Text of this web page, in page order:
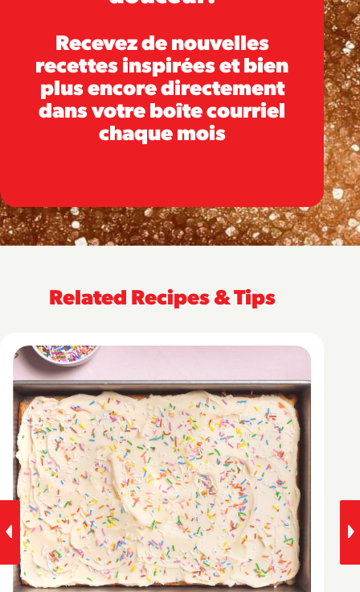
Recevez de nouvelles
recettes inspirées et bien
plus encore directement
dans votre boîte courriel
chaque mois
Related Recipes & Tips